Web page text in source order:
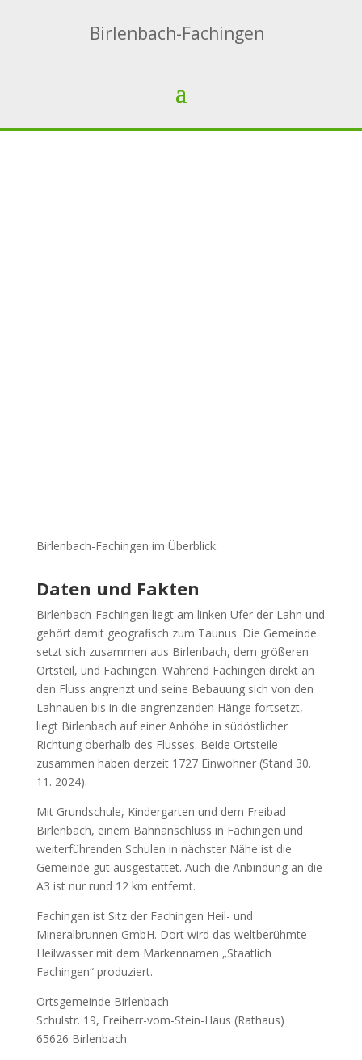
Birlenbach-Fachingen
Birlenbach-Fachingen im Überblick.
Daten und Fakten
Birlenbach-Fachingen liegt am linken Ufer der Lahn und
gehört damit geografisch zum Taunus. Die Gemeinde
setzt sich zusammen aus Birlenbach, dem größeren
Ortsteil, und Fachingen. Während Fachingen direkt an
den Fluss angrenzt und seine Bebauung sich von den
Lahnauen bis in die angrenzenden Hänge fortsetzt,
liegt Birlenbach auf einer Anhöhe in südöstlicher
Richtung oberhalb des Flusses. Beide Ortsteile
zusammen haben derzeit 1727 Einwohner (Stand 30.
11. 2024).
Mit Grundschule, Kindergarten und dem Freibad
Birlenbach, einem Bahnanschluss in Fachingen und
weiterführenden Schulen in nächster Nähe ist die
Gemeinde gut ausgestattet. Auch die Anbindung an die
A3 ist nur rund 12 km entfernt.
Fachingen ist Sitz der Fachingen Heil- und
Mineralbrunnen GmbH. Dort wird das weltberühmte
Heilwasser mit dem Markennamen „Staatlich
Fachingen“ produziert.
Ortsgemeinde Birlenbach
Schulstr. 19, Freiherr-vom-Stein-Haus (Rathaus)
65626 Birlenbach